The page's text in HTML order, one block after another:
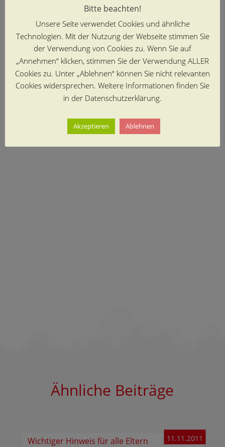
Ähnliche Beiträge
Wichtiger Hinweis für alle Eltern 11.11.2011
Bitte beachten!
Unsere Seite verwendet Cookies und ähnliche
Technologien. Mit der Nutzung der Webseite stimmen Sie
der Verwendung von Cookies zu. Wenn Sie auf
„Annehmen“ klicken, stimmen Sie der Verwendung ALLER
Cookies zu. Unter „Ablehnen“ können Sie nicht relevanten
Cookies widersprechen. Weitere Informationen finden Sie
in der Datenschutzerklärung.
Akzeptieren Ablehnen